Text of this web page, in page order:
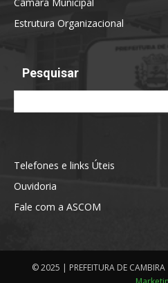
Estrutura Organizacional
Pesquisar
Telefones e links Úteis
Ouvidoria
Fale com a ASCOM
© 2025 | PREFEITURA DE